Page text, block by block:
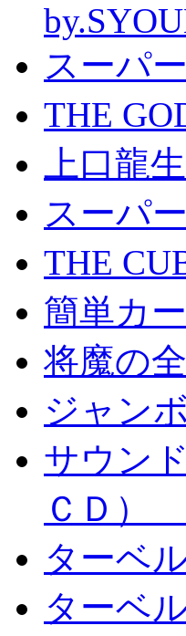
スーパ
THE
上口龍
スーパ
THE
簡単カ
将魔の
ジャン
サウン
ＣＤ）
ターベ
ターベ